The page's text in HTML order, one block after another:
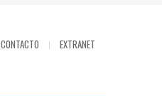
CONTACTO EXTRANET